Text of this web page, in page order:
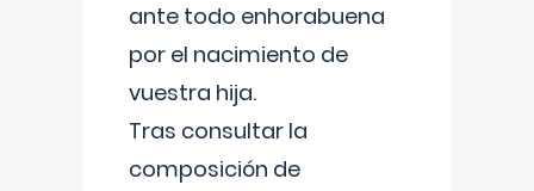
ante todo enhorabuena
por el nacimiento de
vuestra hija.
Tras consultar la
composición de